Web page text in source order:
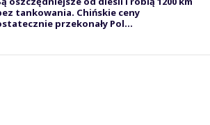
tankowania. Chińskie ceny
przekonały Pol...